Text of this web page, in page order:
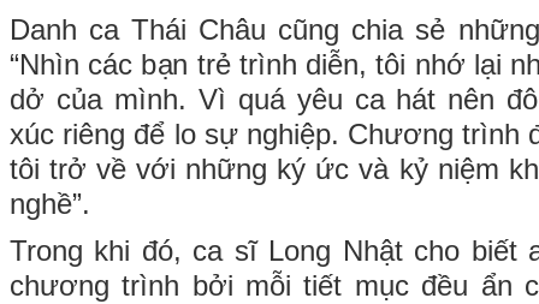
Danh ca Thái Châu cũng chia sẻ
“Nhìn các bạn trẻ trình diễn, tôi nhớ lại
dở của mình. Vì quá yêu ca hát nên
xúc riêng để lo sự nghiệp. Chương trình
tôi trở về với những ký ức và kỷ niệm
nghề”.
Trong khi đó, ca sĩ Long Nhật cho biết
chương trình bởi mỗi tiết mục đều ẩn